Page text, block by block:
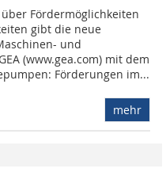
Fördermöglichkeiten
gibt die neue
und
(www.gea.com) mit dem
Förderungen im...
mehr